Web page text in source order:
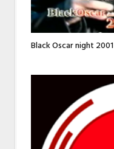
Black Oscar night 2001